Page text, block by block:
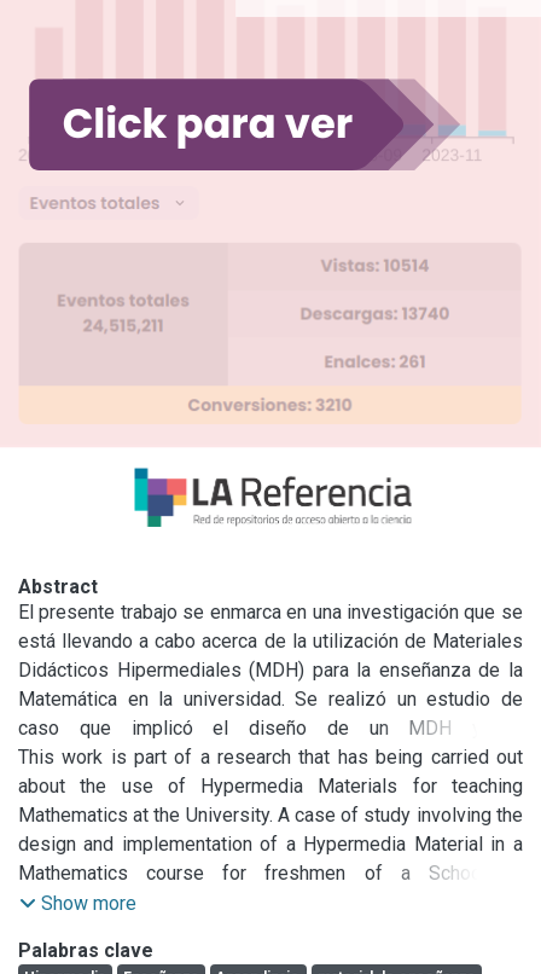
Abstract
El presente trabajo se enmarca en una investigación que se
está llevando a cabo acerca de la utilización de Materiales
Didácticos Hipermediales (MDH) para la enseñanza de la
Matemática en la universidad. Se realizó un estudio de
caso que implicó el diseño de un MDH y su
implementación en un curso de Matemática dirigido a
estudiantes de primer año de una Facultad de Ingeniería. Se
indagó acerca de las variables que pueden incidir en que
los estudiantes manifiesten una actitud negativa, positiva o
indiferente y acerca de cuáles son las razones por las
cuales valoran de uno u otro modo un MDH. En este trabajo,
relación a las actitudes de los estudiantes frente al uso de
This work is part of a research that has being carried out
about the use of Hypermedia Materials for teaching
Mathematics at the University. A case of study involving the
design and implementation of a Hypermedia Material in a
Mathematics course for freshmen of a School of
Engineering was performed. Variables that can affect
relation to their experience with Hypermedia Material are
Show more
Palabras clave